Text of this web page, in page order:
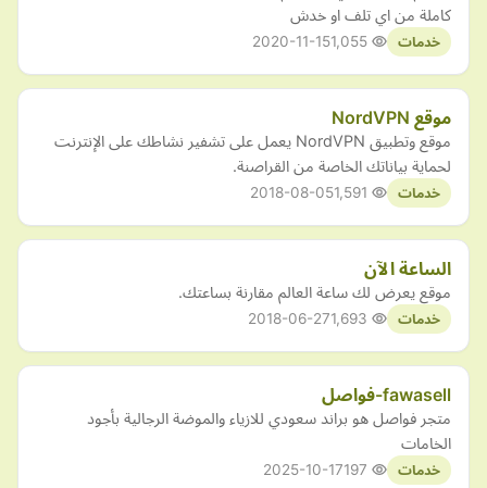
كاملة من اي تلف او خدش
خدمات 2020-11-15
موقع NordVPN
موقع وتطبيق NordVPN يعمل على تشفير نشاطك على الإنترنت
لحماية بياناتك الخاصة من القراصنة.
خدمات 2018-08-05
الساعة الآن
موقع يعرض لك ساعة العالم مقارنة بساعتك.
خدمات 2018-06-27
fawasell-فواصل
متجر فواصل هو براند سعودي للازياء والموضة الرجالية بأجود
الخامات
خدمات 2025-10-17